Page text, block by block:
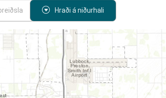
Hraði á niðurhali